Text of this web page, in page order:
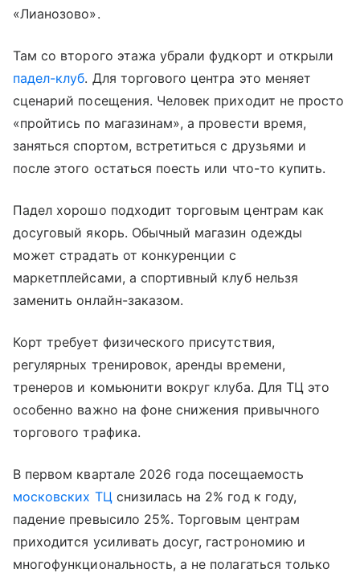
«Лианозово».
Там со второго этажа убрали фудкорт и открыли
падел-клуб. Для торгового центра это меняет
сценарий посещения. Человек приходит не просто
«пройтись по магазинам», а провести время,
заняться спортом, встретиться с друзьями и
после этого остаться поесть или что-то купить.
Падел хорошо подходит торговым центрам как
досуговый якорь. Обычный магазин одежды
может страдать от конкуренции с
маркетплейсами, а спортивный клуб нельзя
заменить онлайн-заказом.
Корт требует физического присутствия,
регулярных тренировок, аренды времени,
тренеров и комьюнити вокруг клуба. Для ТЦ это
особенно важно на фоне снижения привычного
торгового трафика.
В первом квартале 2026 года посещаемость
московских ТЦ снизилась на 2% год к году,
падение превысило 25%. Торговым центрам
приходится усиливать досуг, гастрономию и
многофункциональность, а не полагаться только